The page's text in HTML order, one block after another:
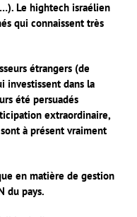
Le hightech israélien
qui connaissent très
étrangers (de
investissent dans la
été persuadés
extraordinaire,
à présent vraiment
en matière de gestion
du pays.